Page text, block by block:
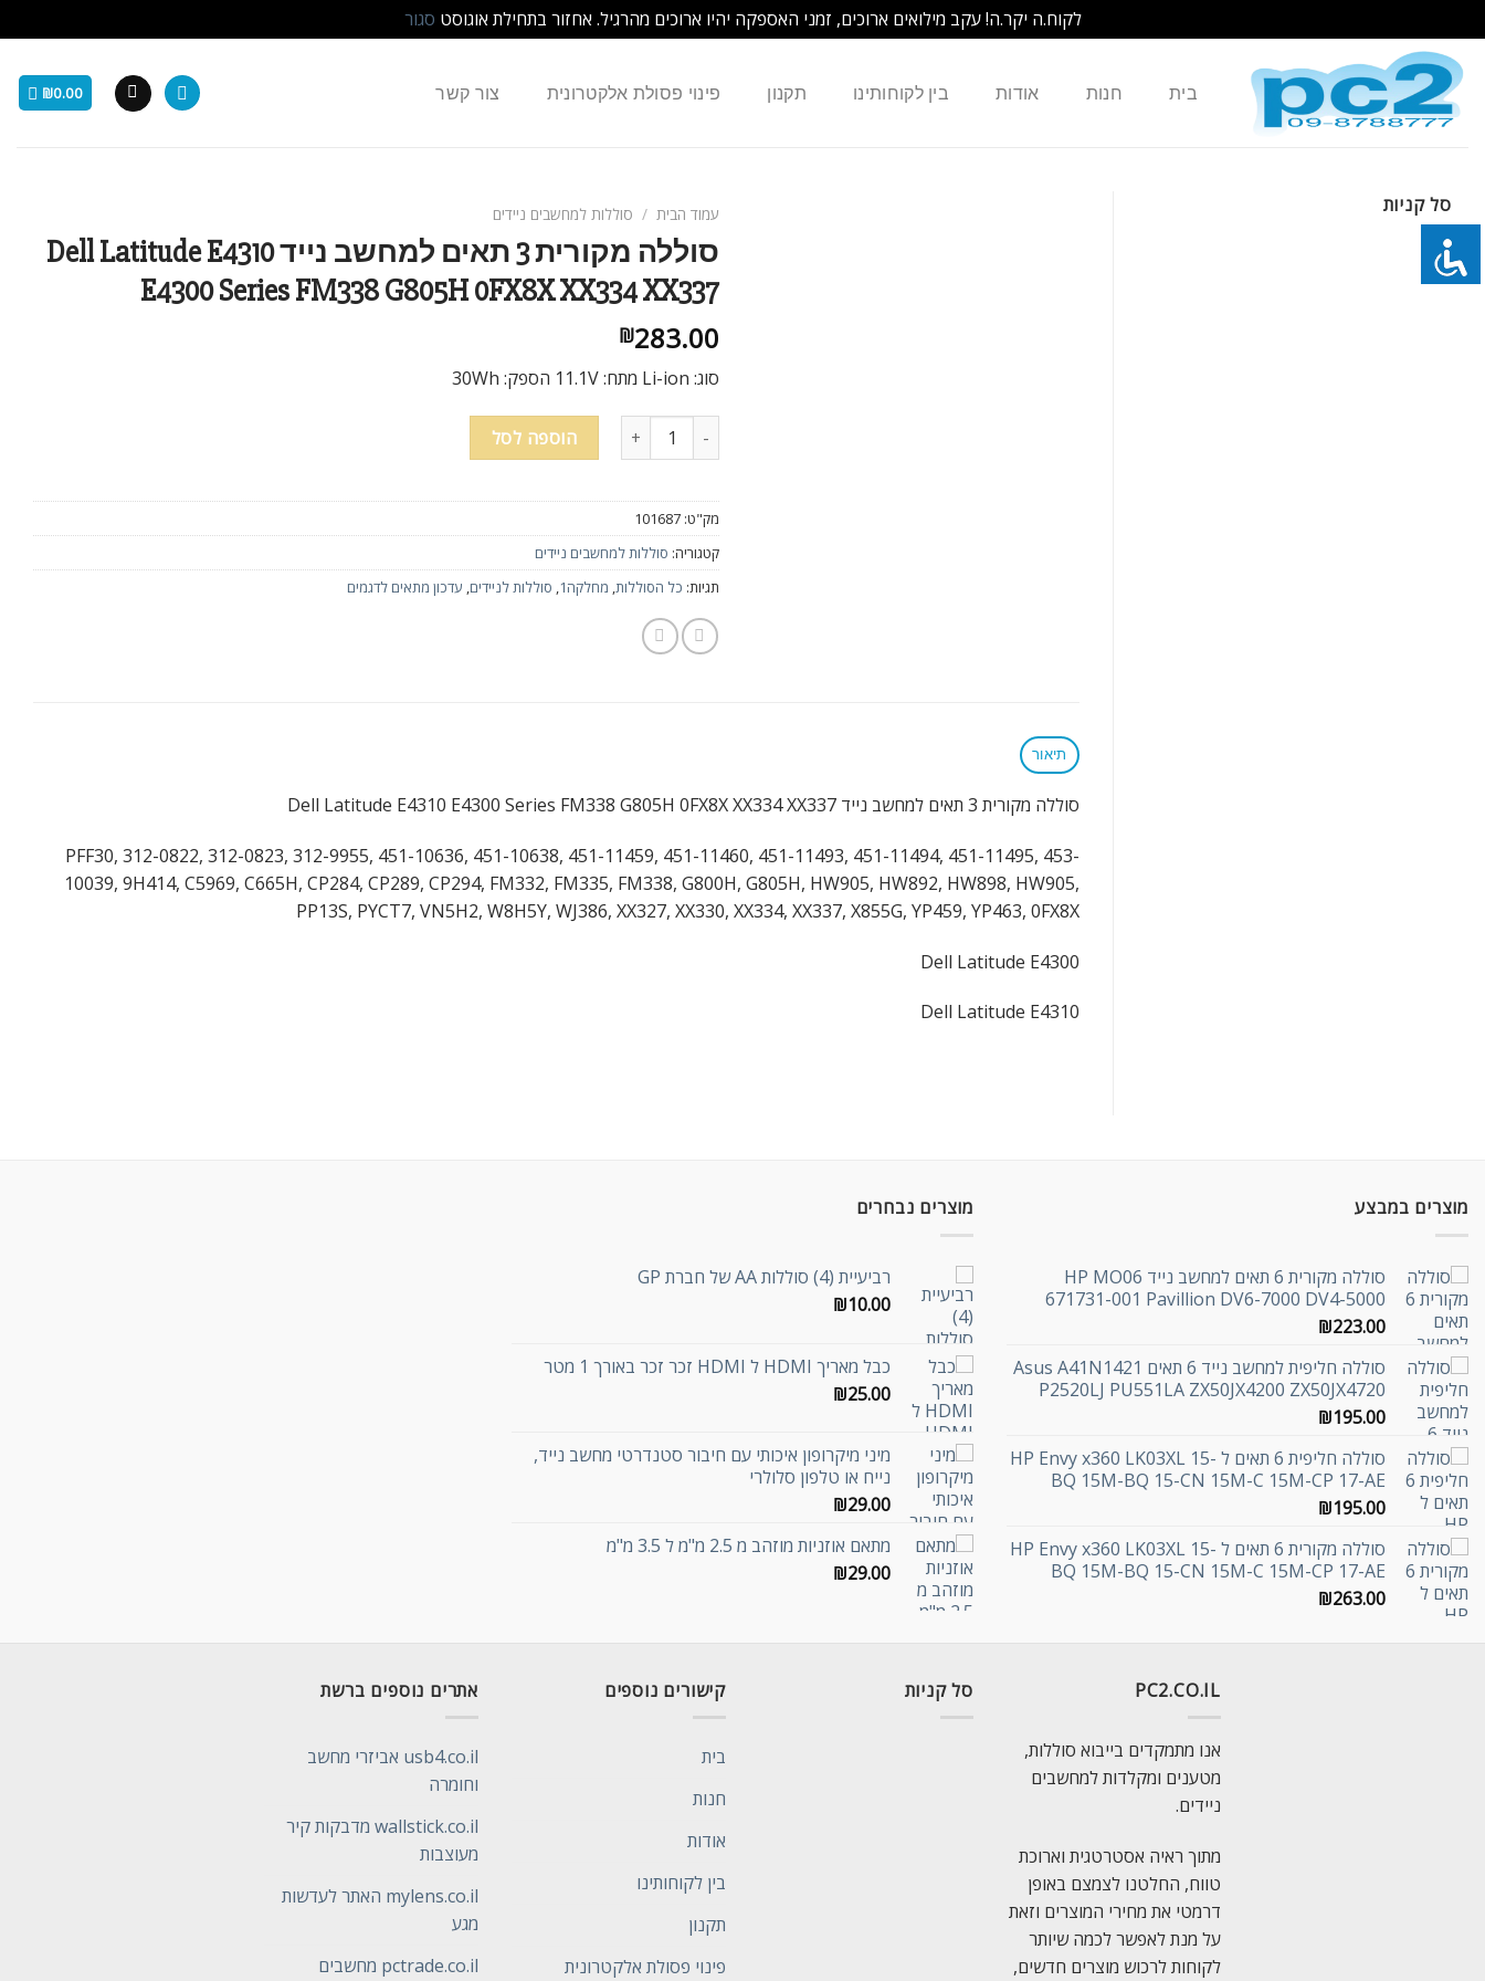
לקוח.ה יקר.ה! עקב מילואים ארוכים, זמני האספקה יהיו ארוכים מהרגיל. אחזור בתחילת אוגוסט סגור
content
בית חנות אודות בין לקוחותינו תקנון פינוי פסולת אלקטרונית צור קשר ₪0.00
סל קניות עמוד הבית / סוללות למחשבים ניידים
סוללה מקורית 3 תאים למחשב נייד Dell Latitude E4310
E4300 Series FM338 G805H 0FX8X XX334 XX337
₪283.00
סוג: Li-ion מתח: 11.1V הספק: 30Wh
הוספה לסל
מק"ט: 101687
קטגוריה: סוללות למחשבים ניידים
תגיות: כל הסוללות, מחלקה1 , סוללות לניידים, עדכון מתאים לדגמים
תיאור
סוללה מקורית 3 תאים למחשב נייד Dell Latitude E4310 E4300 Series FM338 G805H 0FX8X XX334 XX337
PFF30, 312-0822, 312-0823, 312-9955, 451-10636, 451-10638, 451-11459, 451-11460, 451-11493, 451-11494, 451-11495, 453-
10039, 9H414, C5969, C665H, CP284, CP289, CP294, FM332, FM335, FM338, G800H, G805H, HW905, HW892, HW898, HW905,
PP13S, PYCT7, VN5H2, W8H5Y, WJ386, XX327, XX330, XX334, XX337, X855G, YP459, YP463, 0FX8X
Dell Latitude E4300
Dell Latitude E4310
מוצרים במבצע
סוללה מקורית 6 תאים למחשב נייד HP MO06
671731-001 Pavillion DV6-7000 DV4-5000
₪223.00
סוללה חליפית למחשב נייד 6 תאים Asus A41N1421
P2520LJ PU551LA ZX50JX4200 ZX50JX4720
₪195.00
סוללה חליפית 6 תאים ל HP Envy x360 LK03XL 15-
BQ 15M-BQ 15-CN 15M-C 15M-CP 17-AE
₪195.00
סוללה מקורית 6 תאים ל HP Envy x360 LK03XL 15-
BQ 15M-BQ 15-CN 15M-C 15M-CP 17-AE
₪263.00
מוצרים נבחרים
רביעיית (4) סוללות AA של חברת GP
₪10.00
כבל מאריך HDMI ל HDMI זכר זכר באורך 1 מטר
₪25.00
מיני מיקרופון איכותי עם חיבור סטנדרטי מחשב נייד,
נייח או טלפון סלולרי
₪29.00
מתאם אוזניות מוזהב מ 2.5 מ"מ ל 3.5 מ"מ
₪29.00
PC2.CO.IL
אנו מתמקדים בייבוא סוללות,
מטענים ומקלדות למחשבים
ניידים.
מתוך ראיה אסטרטגית וארוכת
טווח, החלטנו לצמצם באופן
דרמטי את מחירי המוצרים וזאת
על מנת לאפשר לכמה שיותר
לקוחות לרכוש מוצרים חדשים,
סל קניות קישורים נוספים
בית
חנות
אודות
בין לקוחותינו
תקנון
פינוי פסולת אלקטרונית
אתרים נוספים ברשת
usb4.co.il אביזרי מחשב
וחומרה
wallstick.co.il מדבקות קיר
מעוצבות
mylens.co.il האתר לעדשות
מגע
pctrade.co.il מחשבים